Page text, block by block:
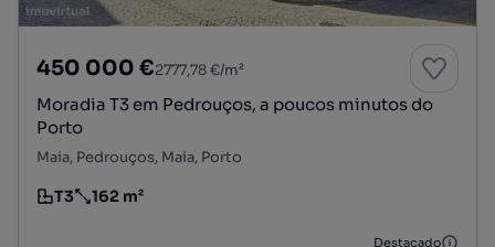
450 000 €2777,78 €/m²
Moradia T3 em Pedrouços, a poucos minutos do
Porto
Maia, Pedrouços, Maia, Porto
Tipologia
T3
Preço por metro quadrado
162 m²
Destacado